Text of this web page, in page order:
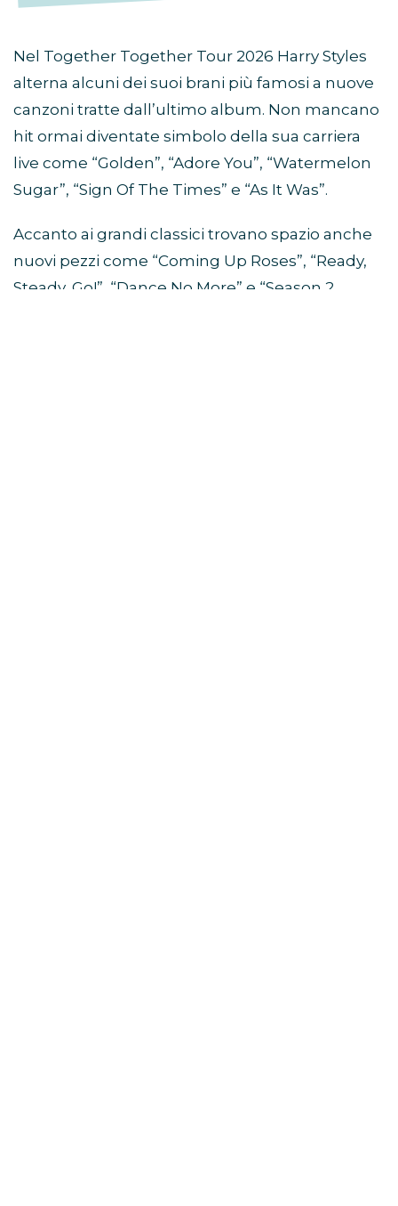
Nel Together Together Tour 2026 Harry Styles
alterna alcuni dei suoi brani più famosi a nuove
canzoni tratte dall’ultimo album. Non mancano
hit ormai diventate simbolo della sua carriera
live come “Golden”, “Adore You”, “Watermelon
Sugar”, “Sign Of The Times” e “As It Was”.
Accanto ai grandi classici trovano spazio anche
nuovi pezzi come “Coming Up Roses”, “Ready,
Steady, Go!”, “Dance No More” e “Season 2